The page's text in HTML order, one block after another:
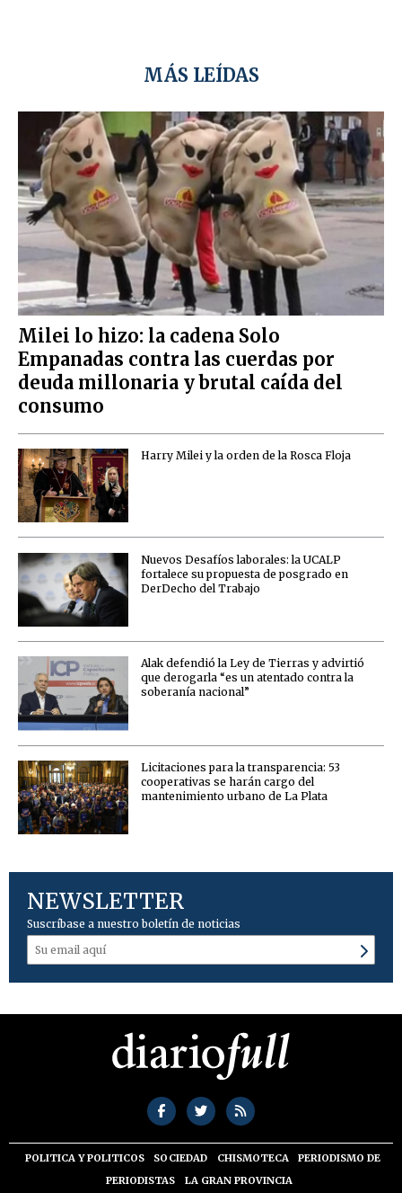
MÁS LEÍDAS
Milei lo hizo: la cadena Solo
Empanadas contra las cuerdas por
deuda millonaria y brutal caída del
consumo
Harry Milei y la orden de la Rosca Floja
Nuevos Desafíos laborales: la UCALP
fortalece su propuesta de posgrado en
DerDecho del Trabajo
Alak defendió la Ley de Tierras y advirtió
que derogarla “es un atentado contra la
soberanía nacional”
Licitaciones para la transparencia: 53
cooperativas se harán cargo del
mantenimiento urbano de La Plata
NEWSLETTER
Suscríbase a nuestro boletín de noticias
POLITICA Y POLITICOS SOCIEDAD CHISMOTECA
PERIODISMO DE
PERIODISTAS
LA GRAN PROVINCIA